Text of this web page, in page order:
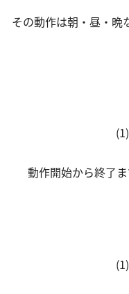
その動作は朝・昼・晩
動作開始から終了